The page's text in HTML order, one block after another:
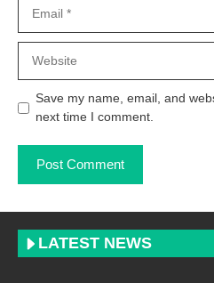
Save my name, email, and
next time I comment.
LATEST NEWS